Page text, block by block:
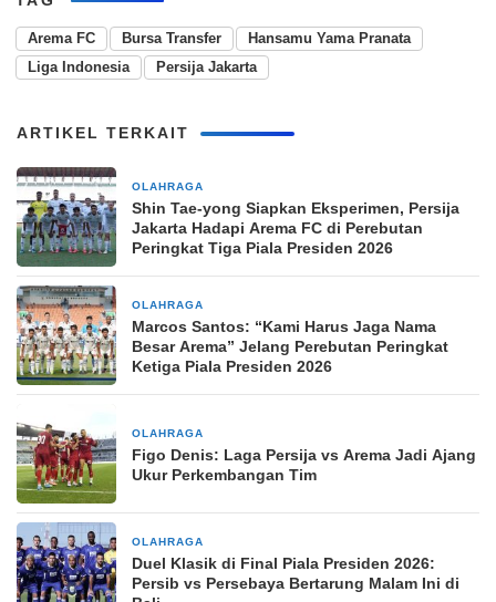
Arema FC Bursa Transfer
Hansamu Yama Pranata
Liga Indonesia
Persija Jakarta
ARTIKEL TERKAIT
OLAHRAGA
Shin Tae-yong Siapkan Eksperimen, Persija
Jakarta Hadapi Arema FC di Perebutan
Peringkat Tiga Piala Presiden 2026
OLAHRAGA
Marcos Santos: “Kami Harus Jaga Nama
Besar Arema” Jelang Perebutan Peringkat
Ketiga Piala Presiden 2026
OLAHRAGA
Figo Denis: Laga Persija vs Arema Jadi Ajang
Ukur Perkembangan Tim
OLAHRAGA
Duel Klasik di Final Piala Presiden 2026:
Persib vs Persebaya Bertarung Malam Ini di